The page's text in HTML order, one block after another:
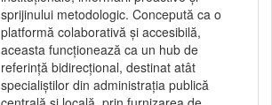
sprijinului metodologic. Concepută ca o
platformă colaborativă și accesibilă,
aceasta funcționează ca un hub de
referință bidirecțional, destinat atât
specialiștilor din administrația publică